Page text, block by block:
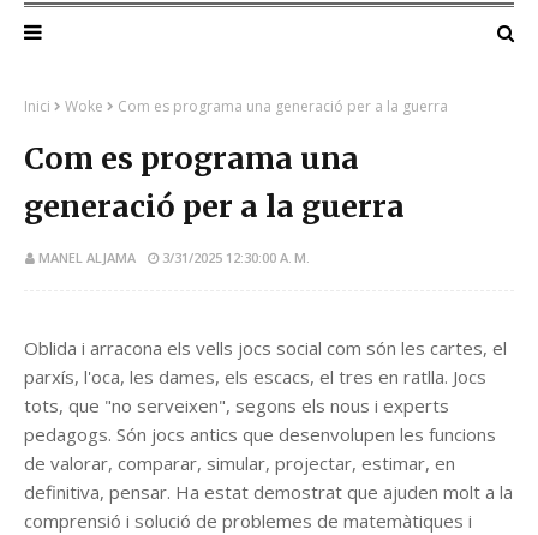
Inici Woke Com es programa una generació per a la guerra
Com es programa una
generació per a la guerra
MANEL ALJAMA 3/31/2025 12:30:00 A. M.
Oblida i arracona els vells jocs social com són les cartes, el
parxís, l'oca, les dames, els escacs, el tres en ratlla. Jocs
tots, que "no serveixen", segons els nous i experts
pedagogs. Són jocs antics que desenvolupen les funcions
de valorar, comparar, simular, projectar, estimar, en
definitiva, pensar. Ha estat demostrat que ajuden molt a la
comprensió i solució de problemes de matemàtiques i